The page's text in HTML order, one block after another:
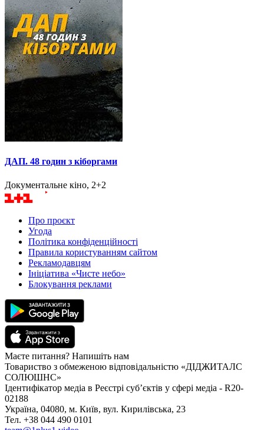
ДАП. 48 годин з кіборгами
Документальне кіно, 2+2
Про проєкт
Угода
Політика конфіденційності
Правила користуванням сайтом
Рекламодавцям
Ініціатива «Чисте небо»
Блокування реклами
Маєте питання? Напишіть нам
Товариство з обмеженою відповідальністю «ДІДЖИТАЛС
СОЛЮШНС»
Ідентифікатор медіа в Реєстрі суб’єктів у сфері медіа - R20-
02188
Україна, 04080, м. Київ, вул. Кирилівська, 23
Тел. +38 044 490 0101